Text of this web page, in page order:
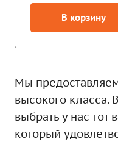
В корзину
Мы
высокого класса.
выбрать у нас тот
который